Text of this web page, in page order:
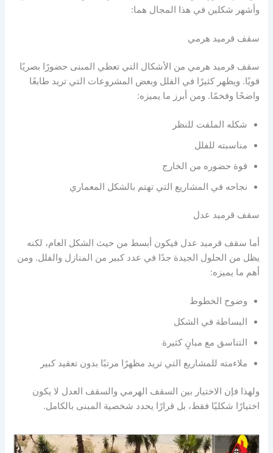
وأشهر شكلين في هذا المجال هما:
سقف قرميد هرمي
سقف قرميد هرمي من الأشكال التي تعطي المبنى حضورًا بصريًا
قويًا. ويظهر كثيرًا في الفلل وبعض المشروعات التي تريد طابعًا
واضحًا وفخمًا. ومن أبرز ما يميزه:
شكله الملفت للنظر
مناسبته للفلل
قوة حضوره من الخارج
نجاحه في المشاريع التي تهتم بالشكل المعماري
سقف قرميد عدل
أما سقف قرميد عدل فيكون أبسط من حيث الشكل العام، لكنه
يظل من الحلول الجيدة جدًا في عدد كبير من المنازل والفلل. ومن
أهم ما يميزه:
وضوح الخطوط
البساطة في الشكل
التناسق مع مبانٍ كثيرة
ملاءمته للمشاريع التي تريد مظهرًا مرتبًا بدون تعقيد كبير
ولهذا فإن الاختيار بين السقف الهرمي والسقف العدل لا يكون
اختيارًا شكليًا فقط، بل قرارًا يحدد شخصية المبنى بالكامل.